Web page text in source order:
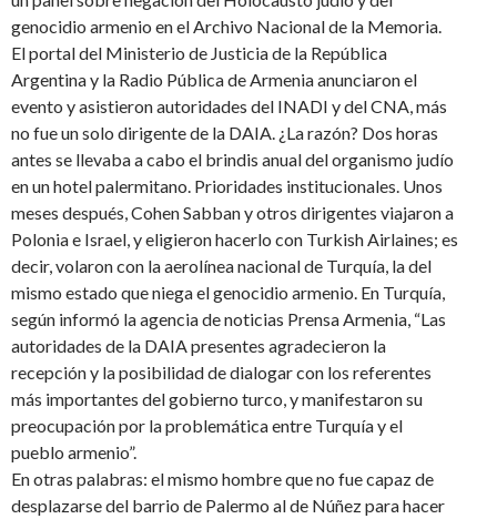
genocidio armenio en el Archivo Nacional de la Memoria.
El portal del Ministerio de Justicia de la República
Argentina y la Radio Pública de Armenia anunciaron el
evento y asistieron autoridades del INADI y del CNA, más
no fue un solo dirigente de la DAIA. ¿La razón? Dos horas
antes se llevaba a cabo el brindis anual del organismo judío
en un hotel palermitano. Prioridades institucionales. Unos
meses después, Cohen Sabban y otros dirigentes viajaron a
Polonia e Israel, y eligieron hacerlo con Turkish Airlaines; es
decir, volaron con la aerolínea nacional de Turquía, la del
mismo estado que niega el genocidio armenio. En Turquía,
según informó la agencia de noticias Prensa Armenia, “Las
autoridades de la DAIA presentes agradecieron la
recepción y la posibilidad de dialogar con los referentes
más importantes del gobierno turco, y manifestaron su
preocupación por la problemática entre Turquía y el
pueblo armenio”.
En otras palabras: el mismo hombre que no fue capaz de
desplazarse del barrio de Palermo al de Núñez para hacer